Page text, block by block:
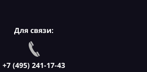
Для связи:
+7 (495) 241-17-43